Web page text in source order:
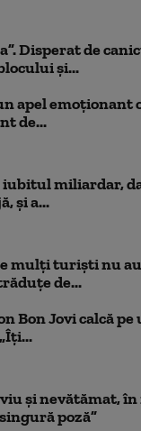
Disperat de
și...
apel
de...
iubitul miliardar,
și a...
mulți turiști nu
de...
Bon Jovi calcă
și nevătămat,
poză”